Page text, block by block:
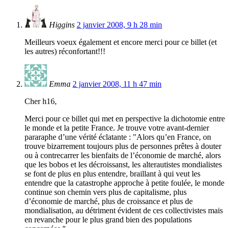
Higgins 2 janvier 2008, 9 h 28 min
Meilleurs voeux également et encore merci pour ce billet (et
les autres) réconfortant!!!
Emma 2 janvier 2008, 11 h 47 min
Cher h16,
Merci pour ce billet qui met en perspective la dichotomie entre
le monde et la petite France. Je trouve votre avant-dernier
pararaphe d’une vérité éclatante : "Alors qu’en France, on
trouve bizarrement toujours plus de personnes prêtes à douter
ou à contrecarrer les bienfaits de l’économie de marché, alors
que les bobos et les décroissanst, les alterautistes mondialistes
se font de plus en plus entendre, braillant à qui veut les
entendre que la catastrophe approche à petite foulée, le monde
continue son chemin vers plus de capitalisme, plus
d’économie de marché, plus de croissance et plus de
mondialisation, au détriment évident de ces collectivistes mais
en revanche pour le plus grand bien des populations